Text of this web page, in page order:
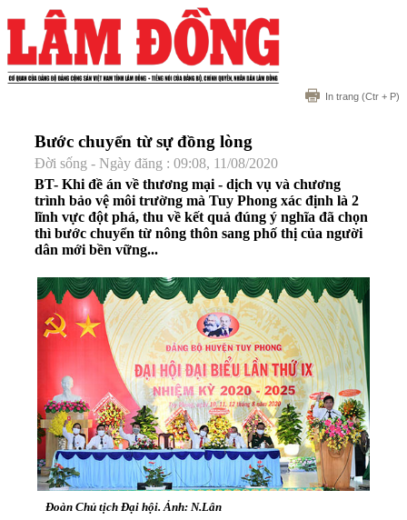
In trang (Ctr + P)
Bước chuyển từ sự đồng lòng
Đời sống - Ngày đăng : 09:08, 11/08/2020
BT- Khi đề án về thương mại - dịch vụ và chương
trình bảo vệ môi trường mà Tuy Phong xác định là 2
lĩnh vực đột phá, thu về kết quả đúng ý nghĩa đã chọn
thì bước chuyển từ nông thôn sang phố thị của người
dân mới bền vững...
Đoàn Chủ tịch Đại hội. Ảnh: N.Lân